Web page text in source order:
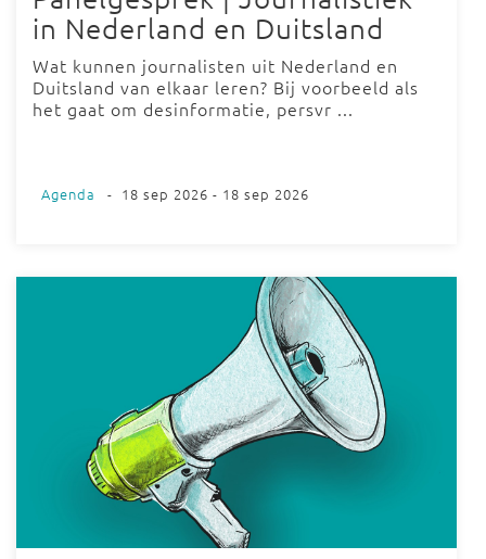
in Nederland en Duitsland
Wat kunnen journalisten uit Nederland en
Duitsland van elkaar leren? Bij voorbeeld als
het gaat om desinformatie, persvr ...
Agenda - 18 sep 2026 - 18 sep 2026